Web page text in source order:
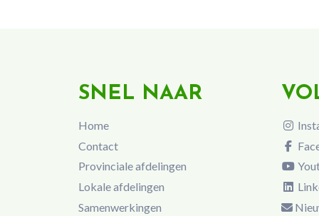
SNEL NAAR
Home
Contact
Provinciale afdelingen
Lokale afdelingen
Samenwerkingen